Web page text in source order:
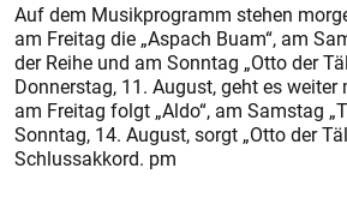
Auf dem Musikprogramm stehen
am Freitag die „Aspach Buam“, am
der Reihe und am Sonntag „Otto der
Donnerstag, 11. August, geht es weiter
am Freitag folgt „Aldo“, am Samstag
Sonntag, 14. August, sorgt „Otto der
Schlussakkord. pm